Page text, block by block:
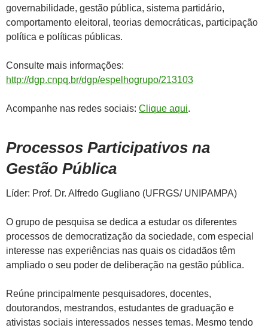
governabilidade, gestão pública, sistema partidário,
comportamento eleitoral, teorias democráticas, participação
política e políticas públicas.
Consulte mais informações:
http://dgp.cnpq.br/dgp/espelhogrupo/213103
Acompanhe nas redes sociais: Clique aqui.
Processos Participativos na
Gestão Pública
Líder: Prof. Dr. Alfredo Gugliano (UFRGS/ UNIPAMPA)
O grupo de pesquisa se dedica a estudar os diferentes
processos de democratização da sociedade, com especial
interesse nas experiências nas quais os cidadãos têm
ampliado o seu poder de deliberação na gestão pública.
Reúne principalmente pesquisadores, docentes,
doutorandos, mestrandos, estudantes de graduação e
ativistas sociais interessados nesses temas. Mesmo tendo